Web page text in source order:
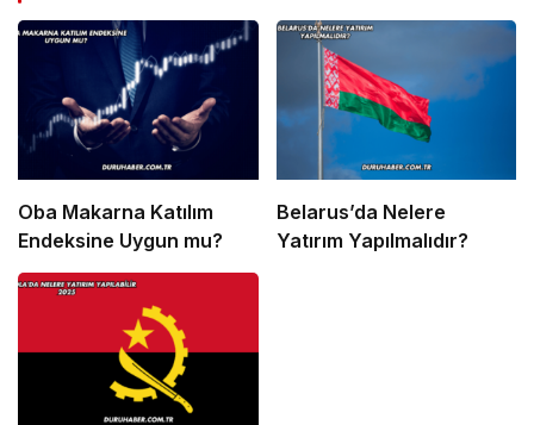
Oba Makarna Katılım
Endeksine Uygun mu?
Belarus’da Nelere
Yatırım Yapılmalıdır?